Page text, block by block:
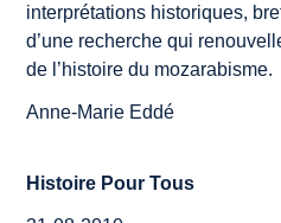
interprétations historiques,
d’une recherche qui
de l’histoire du mozarabisme.
Anne-Marie Eddé
Histoire Pour Tous